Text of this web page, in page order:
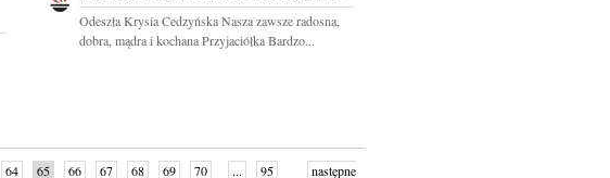
Odeszła Krysia Cedzyńska Nasza zawsze radosna,
dobra, mądra i kochana Przyjaciółka Bardzo...
64 65 66 67 68 69 70 ... 95 następne